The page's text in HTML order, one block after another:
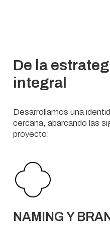
De la
integral
Desarrollamos una
cercana, abarcando las
proyecto:
NAMING Y